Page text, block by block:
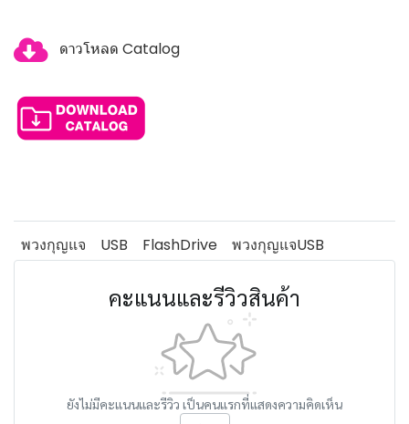
ดาวโหลด Catalog
พวงกุญแจ USB FlashDrive พวงกุญแจUSB
คะแนนและรีวิวสินค้า
ยังไม่มีคะแนนและรีวิว เป็นคนแรกที่แสดงความคิดเห็น